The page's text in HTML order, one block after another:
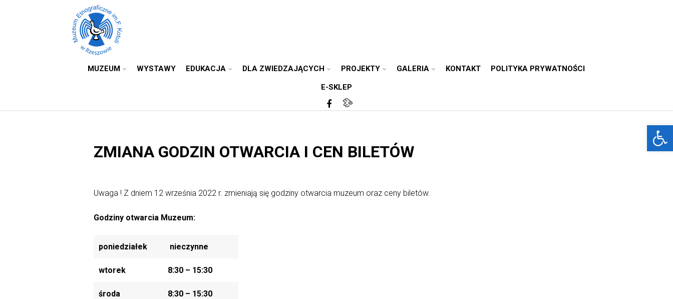
MUZEUM WYSTAWY EDUKACJA DLA ZWIEDZAJĄCYCH PROJEKTY GALERIA KONTAKT POLITYKA PRYWATNOŚCI
E-SKLEP
ZMIANA GODZIN OTWARCIA I CEN BILETÓW
Uwaga ! Z dniem 12 września 2022 r. zmieniają się godziny otwarcia muzeum oraz ceny biletów.
Godziny otwarcia Muzeum:
poniedziałek nieczynne
wtorek 8:30 – 15:30
środa 8:30 – 15:30